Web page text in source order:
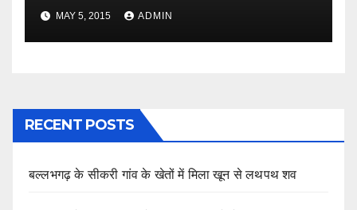
MAY 5, 2015 ADMIN
RECENT POSTS
बल्लभगढ़ के सीकरी गांव के खेतों में मिला खून से लथपथ शव